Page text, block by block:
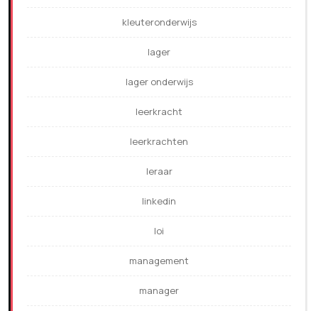
kleuteronderwijs
lager
lager onderwijs
leerkracht
leerkrachten
leraar
linkedin
loi
management
manager